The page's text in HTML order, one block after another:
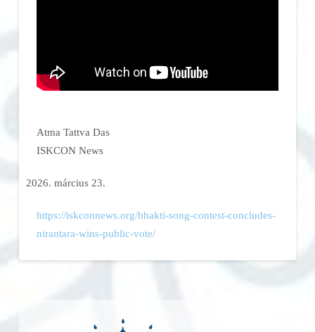
Atma Tattva Das
ISKCON News
március 23.
https://iskconnews.org/bhakti-song-contest-concludes-
nirantara-wins-public-vote/